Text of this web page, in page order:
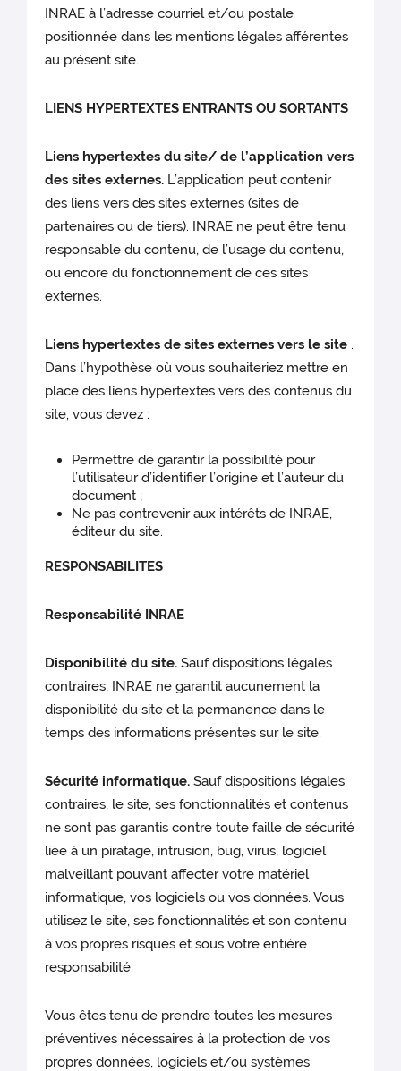
INRAE à l’adresse courriel et/ou postale
positionnée dans les mentions légales afférentes
au présent site.
LIENS HYPERTEXTES ENTRANTS OU SORTANTS
Liens hypertextes du site/ de l’application vers
des sites externes. L’application peut contenir
des liens vers des sites externes (sites de
partenaires ou de tiers). INRAE ne peut être tenu
responsable du contenu, de l’usage du contenu,
ou encore du fonctionnement de ces sites
externes.
Liens hypertextes de sites externes vers le site .
Dans l’hypothèse où vous souhaiteriez mettre en
place des liens hypertextes vers des contenus du
site, vous devez :
Permettre de garantir la possibilité pour
l’utilisateur d’identifier l’origine et l’auteur du
document ;
Ne pas contrevenir aux intérêts de INRAE,
éditeur du site.
RESPONSABILITES
Responsabilité INRAE
Disponibilité du site. Sauf dispositions légales
contraires, INRAE ne garantit aucunement la
disponibilité du site et la permanence dans le
temps des informations présentes sur le site.
Sécurité informatique. Sauf dispositions légales
contraires, le site, ses fonctionnalités et contenus
ne sont pas garantis contre toute faille de sécurité
liée à un piratage, intrusion, bug, virus, logiciel
malveillant pouvant affecter votre matériel
informatique, vos logiciels ou vos données. Vous
utilisez le site, ses fonctionnalités et son contenu
à vos propres risques et sous votre entière
responsabilité.
Vous êtes tenu de prendre toutes les mesures
préventives nécessaires à la protection de vos
propres données, logiciels et/ou systèmes